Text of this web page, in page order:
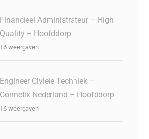
Financieel Administrateur – High
Quality – Hoofddorp
16 weergaven
Engineer Civiele Techniek –
Connetix Nederland – Hoofddorp
16 weergaven